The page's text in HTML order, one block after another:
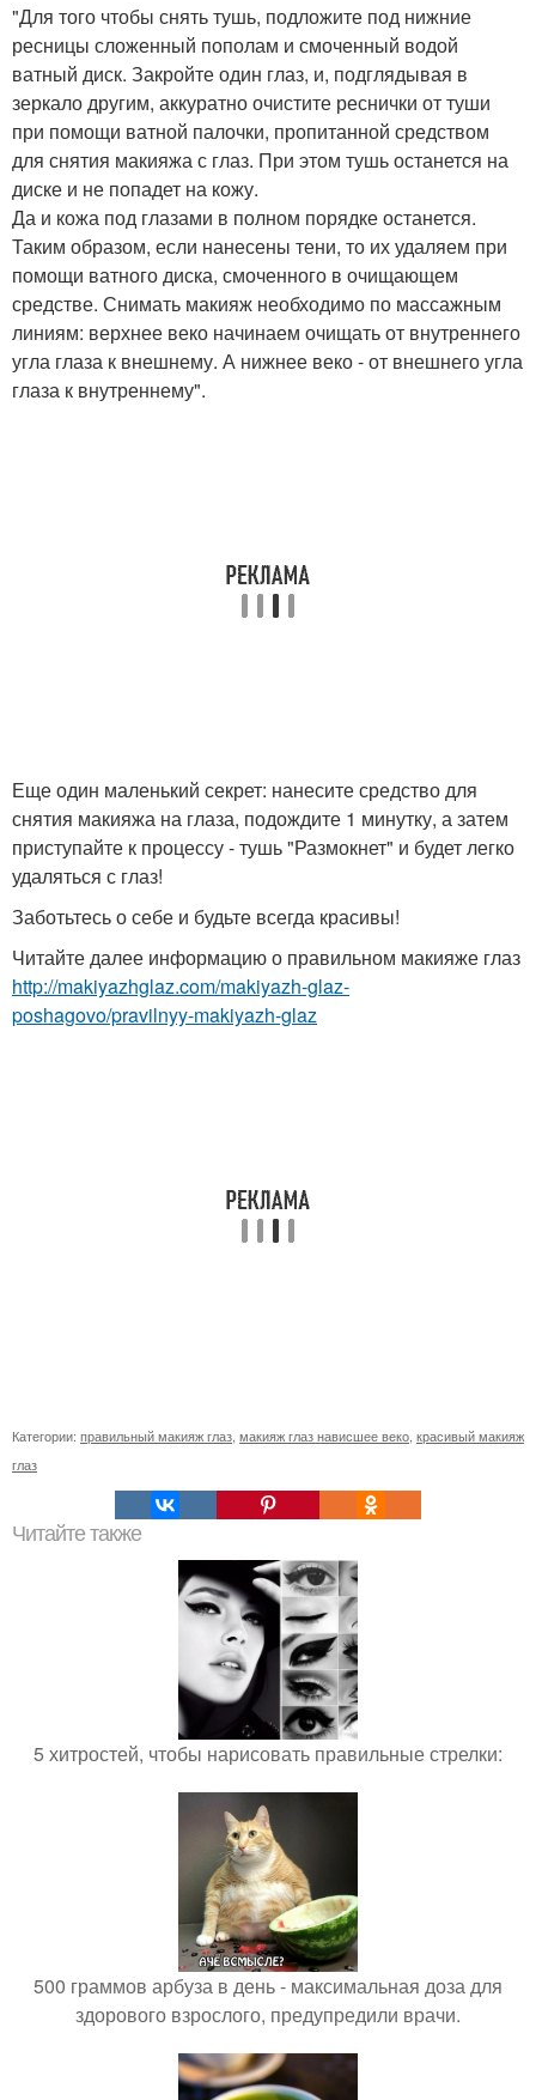
"Для того чтобы снять тушь, подложите под нижние
ресницы сложенный пополам и смоченный водой
ватный диск. Закройте один глаз, и, подглядывая в
зеркало другим, аккуратно очистите реснички от туши
при помощи ватной палочки, пропитанной средством
для снятия макияжа с глаз. При этом тушь останется на
диске и не попадет на кожу.
Да и кожа под глазами в полном порядке останется.
Таким образом, если нанесены тени, то их удаляем при
помощи ватного диска, смоченного в очищающем
средстве. Снимать макияж необходимо по массажным
линиям: верхнее веко начинаем очищать от внутреннего
угла глаза к внешнему. А нижнее веко - от внешнего угла
глаза к внутреннему".
Еще один маленький секрет: нанесите средство для
снятия макияжа на глаза, подождите 1 минутку, а затем
приступайте к процессу - тушь "Размокнет" и будет легко
удаляться с глаз!
Заботьтесь о себе и будьте всегда красивы!
Читайте далее информацию о правильном макияже глаз
http://makiyazhglaz.com/makiyazh-glaz-
poshagovo/pravilnyy-makiyazh-glaz
Категории: правильный макияж глаз макияж глаз нависшее веко красивый макияж
глаз
Читайте также
5 хитростей, чтобы нарисовать правильные стрелки:
500 граммов арбуза в день - максимальная доза для
здорового взрослого, предупредили врачи.